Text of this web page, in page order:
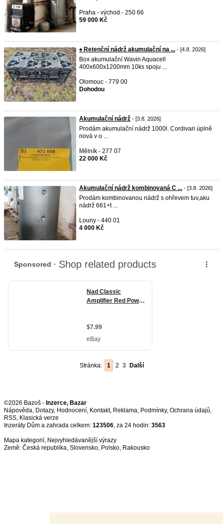
Praha - východ - 250 66
59 000 Kč
♠ Retenční nádrž akumulační na ... - [4.8. 2026]
Box akumulační Wavin Aquacell
400x600x1200mm 10ks spoju ...
Olomouc - 779 00
Dohodou
Akumulační nádrž - [3.8. 2026]
Prodám akumulační nádrž 1000l. Cordivari úplně
nová v o ...
Mělník - 277 07
22 000 Kč
Akumulační nádrž kombinovaná C ... - [3.8. 2026]
Prodám kombinovanou nádrž s ohřevem tuv,aku
nádrž 661+t ...
Louny - 440 01
4 000 Kč
Stránka: 1 2 3 Další
©2026 Bazoš - Inzerce, Bazar
Nápověda, Dotazy, Hodnocení, Kontakt, Reklama, Podmínky, Ochrana údajů,
RSS,
Inzeráty Dům a zahrada celkem: 123506, za 24 hodin: 3563
Mapa kategorií, Nejvyhledávanější výrazy
Země: Česká republika, Slovensko, Polsko, Rakousko